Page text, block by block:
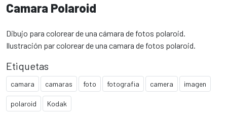
Camara Polaroid
Dibujo para colorear de una cámara de fotos polaroid.
Ilustración par colorear de una camara de fotos polaroid.
Etiquetas
camara camaras foto fotografia camera imagen
polaroid Kodak